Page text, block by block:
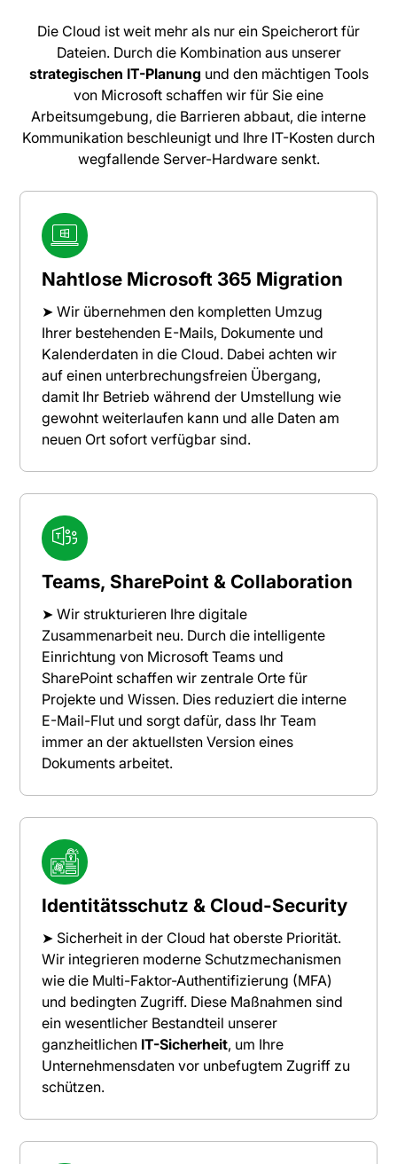
Die Cloud ist weit mehr als nur ein Speicherort für
Dateien. Durch die Kombination aus unserer
strategischen IT-Planung und den mächtigen Tools
von Microsoft schaffen wir für Sie eine
Arbeitsumgebung, die Barrieren abbaut, die interne
Kommunikation beschleunigt und Ihre IT-Kosten durch
wegfallende Server-Hardware senkt.
Nahtlose Microsoft 365 Migration
➤ Wir übernehmen den kompletten Umzug
Ihrer bestehenden E-Mails, Dokumente und
Kalenderdaten in die Cloud. Dabei achten wir
auf einen unterbrechungsfreien Übergang,
damit Ihr Betrieb während der Umstellung wie
gewohnt weiterlaufen kann und alle Daten am
neuen Ort sofort verfügbar sind.
Teams, SharePoint & Collaboration
➤ Wir strukturieren Ihre digitale
Zusammenarbeit neu. Durch die intelligente
Einrichtung von Microsoft Teams und
SharePoint schaffen wir zentrale Orte für
Projekte und Wissen. Dies reduziert die interne
E-Mail-Flut und sorgt dafür, dass Ihr Team
immer an der aktuellsten Version eines
Dokuments arbeitet.
Identitätsschutz & Cloud-Security
➤ Sicherheit in der Cloud hat oberste Priorität.
Wir integrieren moderne Schutzmechanismen
wie die Multi-Faktor-Authentifizierung (MFA)
und bedingten Zugriff. Diese Maßnahmen sind
ein wesentlicher Bestandteil unserer
ganzheitlichen IT-Sicherheit, um Ihre
Unternehmensdaten vor unbefugtem Zugriff zu
schützen.